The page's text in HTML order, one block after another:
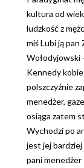
kultura od
ludzkość z
miś Lubi ją pan
Wołodyjowski
Kennedy
polszczyźnie
menedżer,
osiąga zatem
Wychodzi po
jest jej
pani